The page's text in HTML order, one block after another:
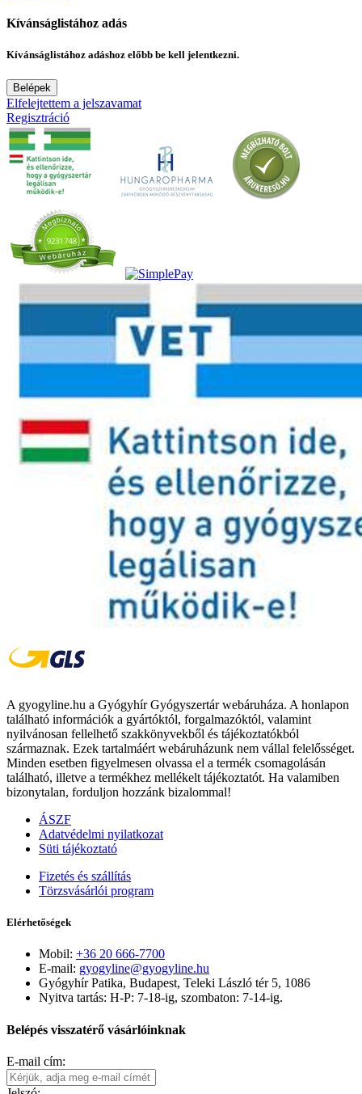
Kívánságlistához adás
Kívánságlistához adáshoz előbb be kell jelentkezni.
Belépek
Elfelejtettem a jelszavamat
Regisztráció
A gyogyline.hu a Gyógyhír Gyógyszertár webáruháza. A honlapon
található információk a gyártóktól, forgalmazóktól, valamint
nyilvánosan fellelhető szakkönyvekből és tájékoztatókból
származnak. Ezek tartalmáért webáruházunk nem vállal felelősséget.
Minden esetben figyelmesen olvassa el a termék csomagolásán
található, illetve a termékhez mellékelt tájékoztatót. Ha valamiben
bizonytalan, forduljon hozzánk bizalommal!
ÁSZF
Adatvédelmi nyilatkozat
Süti tájékoztató
Fizetés és szállítás
Törzsvásárlói program
Elérhetőségek
Mobil: +36 20 666-7700
E-mail: gyogyline@gyogyline.hu
Gyógyhír Patika, Budapest, Teleki László tér 5, 1086
Nyitva tartás: H-P: 7-18-ig, szombaton: 7-14-ig.
Belépés visszatérő vásárlóinknak
E-mail cím: